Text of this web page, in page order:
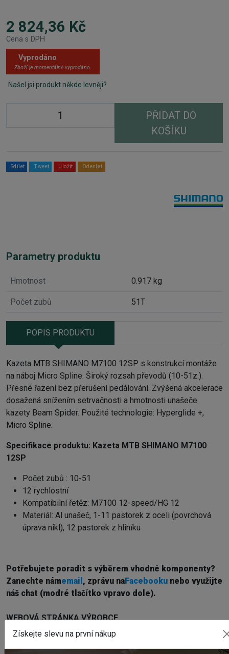
2 824,36 Kč
Cena s DPH
Vyprodáno
Zboží je momentálně vyprodáno.
Našel jsi produkt někde levněji?
PŘIDAT DO
KOŠÍKU
Sdílet Tweet Uložit Odeslat
Parametry produktu
Hmotnost 0.917 kg
Počet zubů 51T
POPIS PRODUKTU
Kazeta MTB SHIMANO M7100 12SP s konstrukcí montáže
na náboj Micro Spline. Široký rozsah převodů (10-51z.).
Přesné řazení bez přerušení pedálování. Zvýšená akcelerace
dosažená snížením setrvačnosti a hmotnosti unašeče
kazety Beam Spider. Použité technologie: Hyperglide +,
Micro Spline.
Specifikace produktu: Kazeta MTB SHIMANO M7100
12SP
Počet zubů : 10-51
12 rychlostní
Kompatibilní řetěz: M7100 12-speed/HG 12
Materiál: Al unašeč, 1-11 pastorek z oceli (povrchová
úprava nikl), 12 pastorek z hliníku
Potřebujete poradit s výběrem vhodné komponenty?
Zanechte námemail , zprávu naFacebooku nebo využijte
náš chat (modré tlačítko vpravo dole).
WEBOVÁ STRÁNKA VÝROBCE
www.shimano.com
Získejte slevu na první nákup